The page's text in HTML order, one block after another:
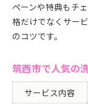
ペーンや特典もチ
格だけでなくサー
のコツです。
筑西市で人気の
サービス内容